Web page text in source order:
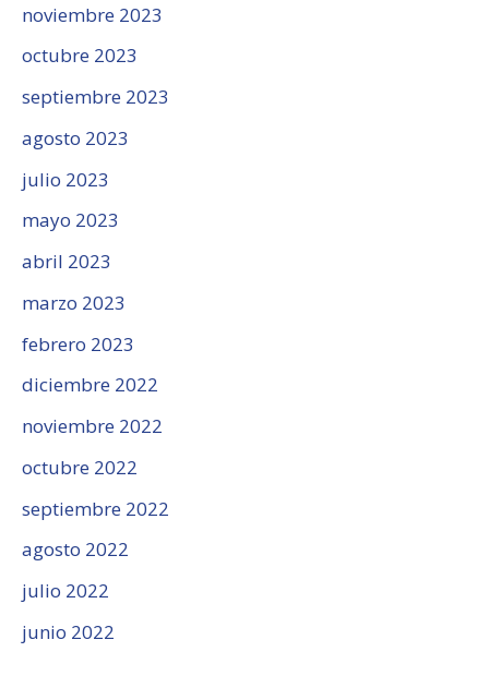
noviembre 2023
octubre 2023
septiembre 2023
agosto 2023
julio 2023
mayo 2023
abril 2023
marzo 2023
febrero 2023
diciembre 2022
noviembre 2022
octubre 2022
septiembre 2022
agosto 2022
julio 2022
junio 2022